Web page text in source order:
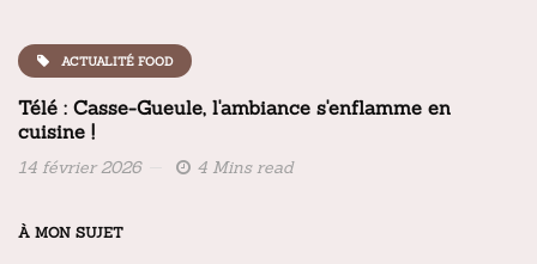
ACTUALITÉ FOOD
Télé : Casse-Gueule, l'ambiance s'enflamme en
cuisine !
14 février 2026 4 Mins read
À MON SUJET